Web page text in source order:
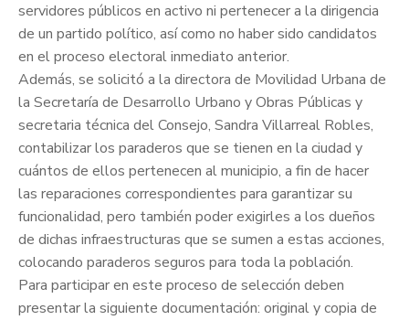
servidores públicos en activo ni pertenecer a la dirigencia
de un partido político, así como no haber sido candidatos
en el proceso electoral inmediato anterior.
Además, se solicitó a la directora de Movilidad Urbana de
la Secretaría de Desarrollo Urbano y Obras Públicas y
secretaria técnica del Consejo, Sandra Villarreal Robles,
contabilizar los paraderos que se tienen en la ciudad y
cuántos de ellos pertenecen al municipio, a fin de hacer
las reparaciones correspondientes para garantizar su
funcionalidad, pero también poder exigirles a los dueños
de dichas infraestructuras que se sumen a estas acciones,
colocando paraderos seguros para toda la población.
Para participar en este proceso de selección deben
presentar la siguiente documentación: original y copia de